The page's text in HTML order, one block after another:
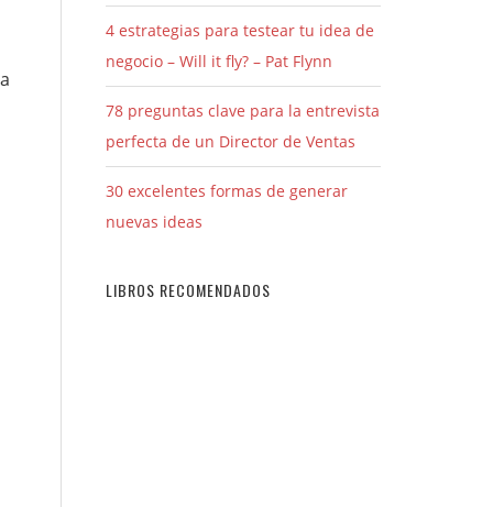
4 estrategias para testear tu idea de
negocio – Will it fly? – Pat Flynn
78 preguntas clave para la entrevista
perfecta de un Director de Ventas
30 excelentes formas de generar
nuevas ideas
LIBROS RECOMENDADOS